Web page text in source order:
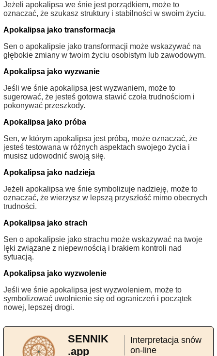
Jeżeli apokalipsa we śnie jest porządkiem, może to
oznaczać, że szukasz struktury i stabilności w swoim życiu.
Apokalipsa jako transformacja
Sen o apokalipsie jako transformacji może wskazywać na
głębokie zmiany w twoim życiu osobistym lub zawodowym.
Apokalipsa jako wyzwanie
Jeśli we śnie apokalipsa jest wyzwaniem, może to
sugerować, że jesteś gotowa stawić czoła trudnościom i
pokonywać przeszkody.
Apokalipsa jako próba
Sen, w którym apokalipsa jest próbą, może oznaczać, że
jesteś testowana w różnych aspektach swojego życia i
musisz udowodnić swoją siłę.
Apokalipsa jako nadzieja
Jeżeli apokalipsa we śnie symbolizuje nadzieję, może to
oznaczać, że wierzysz w lepszą przyszłość mimo obecnych
trudności.
Apokalipsa jako strach
Sen o apokalipsie jako strachu może wskazywać na twoje
lęki związane z niepewnością i brakiem kontroli nad
sytuacją.
Apokalipsa jako wyzwolenie
Jeśli we śnie apokalipsa jest wyzwoleniem, może to
symbolizować uwolnienie się od ograniczeń i początek
nowej, lepszej drogi.
SENNIK
.app
Interpretacja snów
on-line